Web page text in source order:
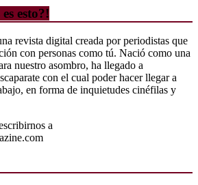
esto?!
revista digital creada por periodistas que
con personas como tú. Nació como una
nuestro asombro, ha llegado a
con el cual poder hacer llegar a
en forma de inquietudes cinéfilas y
a